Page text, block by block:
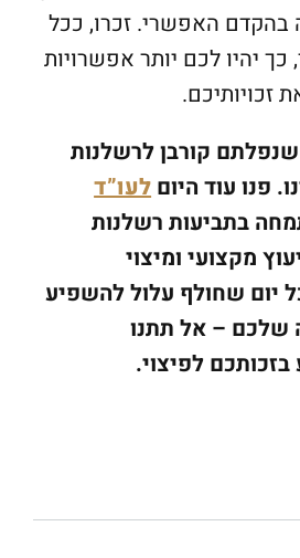
בהקדם האפשרי. זכרו, ככל
יהיו לכם יותר אפשרויות
זכויותיכם.
קורבן לרשלנות
פנו עוד היום לעו”ד
בתביעות רשלנות
מקצועי ומיצוי
יום שחולף עלול להשפיע
שלכם – אל תתנו
לפיצוי.